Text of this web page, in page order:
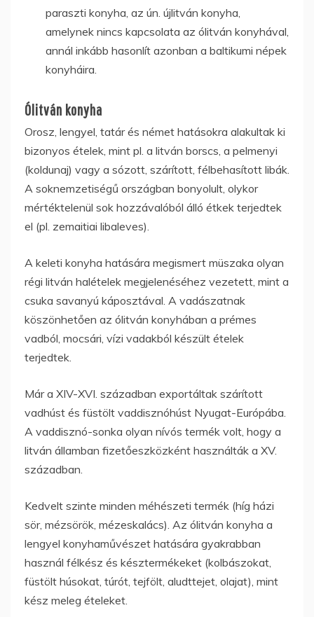
paraszti konyha, az ún. újlitván konyha,
amelynek nincs kapcsolata az ólitván konyhával,
annál inkább hasonlít azonban a baltikumi népek
konyháira.
Ólitván konyha
Orosz, lengyel, tatár és német hatásokra alakultak ki
bizonyos ételek, mint pl. a litván borscs, a pelmenyi
(koldunaj) vagy a sózott, szárított, félbehasított libák.
A soknemzetiségű országban bonyolult, olykor
mértéktelenül sok hozzávalóból álló étkek terjedtek
el (pl. zemaitiai libaleves).
A keleti konyha hatására megismert müszaka olyan
régi litván halételek megjelenéséhez vezetett, mint a
csuka savanyú káposztával. A vadászatnak
köszönhetően az ólitván konyhában a prémes
vadból, mocsári, vízi vadakból készült ételek
terjedtek.
Már a XIV-XVI. században exportáltak szárított
vadhúst és füstölt vaddisznóhúst Nyugat-Európába.
A vaddisznó-sonka olyan nívós termék volt, hogy a
litván államban fizetőeszközként használták a XV.
században.
Kedvelt szinte minden méhészeti termék (híg házi
sör, mézsörök, mézeskalács). Az ólitván konyha a
lengyel konyhaművészet hatására gyakrabban
használ félkész és késztermékeket (kolbászokat,
füstölt húsokat, túrót, tejfölt, aludttejet, olajat), mint
kész meleg ételeket.